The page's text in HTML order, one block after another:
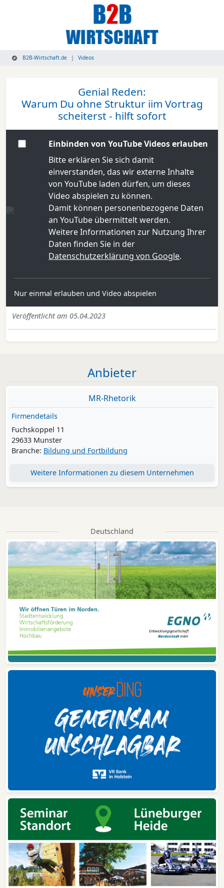
B2B-Wirtschaft.de Videos
Genial Reden:
Warum Du ohne Struktur iim Vortrag
scheiterst - hilft sofort
Einbinden von YouTube Videos erlauben
Bitte erklären Sie sich damit
einverstanden, das wir externe Inhalte
von YouTube laden dürfen, um dieses
Video abspielen zu können.
Damit können personenbezogene Daten
an YouTube übermittelt werden.
Weitere Informationen zur Nutzung Ihrer
Daten finden Sie in der
Datenschutzerklärung von Google.
Nur einmal erlauben und Video abspielen
Veröffentlicht am 05.04.2023
Anbieter
MR-Rhetorik
Firmendetails
Fuchskoppel 11
29633 Munster
Branche: Bildung und Fortbildung
Weitere Informationen zu diesem Unternehmen
Deutschland